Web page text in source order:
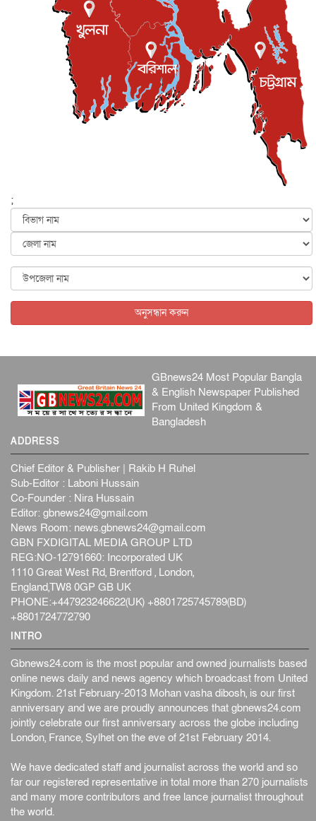
ইস্ট লন্ডন মসজিদের জুমার খুতবা : “কুরআন হোক জীবন দেখার
লেন্স...
ইসলাম ও জীবন ৭ আগস্ট, ২০২৬
সিলেটের কন্যা মোহিনী রশিদ এনওয়াইপিডির উচ্চপদস্থ কর্মকর্তা
দেশজুড়ে ৬ আগস্ট, ২০২৬
আজ থেকে সবার জন্য উন্মুক্ত জুলাই স্মৃতি জাদুঘর
৬ আগস্ট, ২০২৬
৬ আগস্ট, ২০২৬
জুলাইয়ের কৃতিত্ব নেওয়ার জন্য সবাই প্রতিযোগিতায় নেমেছে :
৬ আগস্ট, ২০২৬
৬ আগস্ট, ২০২৬
;
অনুসন্ধান করুন
GBnews24 Most Popular Bangla
& English Newspaper Published
From United Kingdom &
Bangladesh
ADDRESS
Chief Editor & Publisher | Rakib H Ruhel
Sub-Editor : Laboni Hussain
Co-Founder : Nira Hussain
Editor: gbnews24@gmail.com
News Room: news.gbnews24@gmail.com
GBN FXDIGITAL MEDIA GROUP LTD
REG:NO-12791660: Incorporated UK
1110 Great West Rd, Brentford , London,
England,TW8 0GP GB UK
PHONE:+447923246622(UK) +8801725745789(BD)
+8801724772790
INTRO
Gbnews24.com is the most popular and owned journalists based
online news daily and news agency which broadcast from United
Kingdom. 21st February-2013 Mohan vasha dibosh, is our first
anniversary and we are proudly announces that gbnews24.com
jointly celebrate our first anniversary across the globe including
London, France, Sylhet on the eve of 21st February 2014.
We have dedicated staff and journalist across the world and so
far our registered representative in total more than 270 journalists
and many more contributors and free lance journalist throughout
the world.